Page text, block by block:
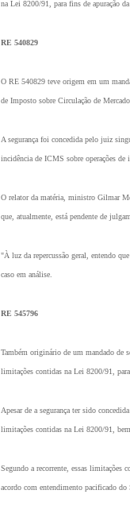
na Lei 8200/91, para fins de apuração
RE 540829
O RE 540829 teve origem em um
de Imposto sobre Circulação de
A segurança foi concedida pelo juiz
incidência de ICMS sobre operações de
O relator da matéria, ministro Gilmar
que, atualmente, está pendente de
"À luz da repercussão geral, entendo
caso em análise.
RE 545796
Também originário de um mandado de
limitações contidas na Lei 8200/91,
Apesar de a segurança ter sido
limitações contidas na Lei 8200/91,
Segundo a recorrente, essas limitações
acordo com entendimento pacificado do